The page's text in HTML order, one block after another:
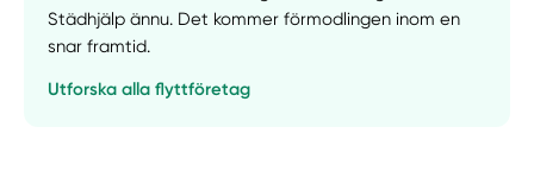
Städhjälp ännu. Det kommer förmodlingen inom en
snar framtid.
Utforska alla flyttföretag